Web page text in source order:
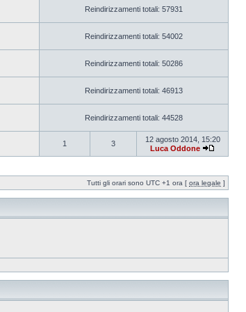
Reindirizzamenti totali: 57931
Reindirizzamenti totali: 54002
Reindirizzamenti totali: 50286
Reindirizzamenti totali: 46913
Reindirizzamenti totali: 44528
1 3
12 agosto 2014, 15:20
Luca Oddone
Tutti gli orari sono UTC +1 ora [ ora legale ]